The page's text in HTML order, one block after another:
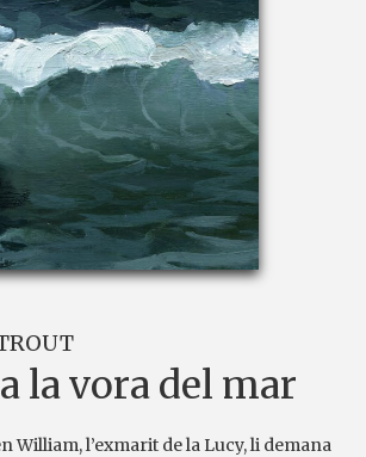
la vora del mar
William, l’exmarit de la Lucy, li demana